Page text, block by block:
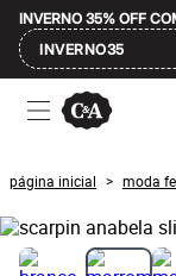
INVERNO 35% OFF
INVERNO35
Ofertas
Compre por
Masculino
Infantil
Calçados
Mindse7
Plus Size
página inicial > moda